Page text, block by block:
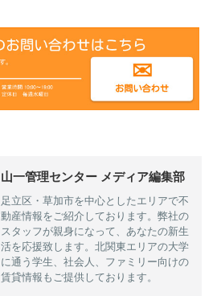
山一管理センター メディア編集部
足立区・草加市を中心としたエリアで不
動産情報をご紹介しております。弊社の
スタッフが親身になって、あなたの新生
活を応援致します。北関東エリアの大学
に通う学生、社会人、ファミリー向けの
賃貸情報もご提供しております。